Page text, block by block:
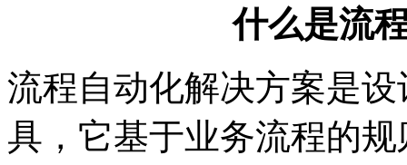
什么是流
流程自动化解决方案是
具，它基于业务流程的